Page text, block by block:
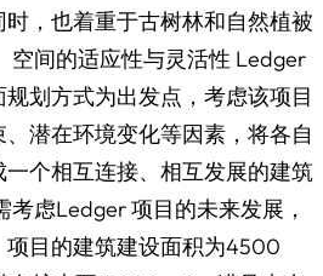
，也着重于古树林和自然植被
空间的适应性与灵活性 Ledger
划方式为出发点，考虑该项目
潜在环境变化等因素，将各自
个相互连接、相互发展的建筑
虑Ledger 项目的未来发展，
目的建筑建设面积为4500